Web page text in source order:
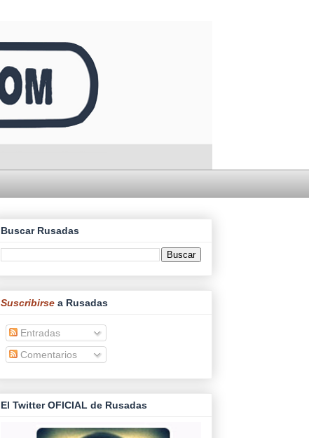
Buscar Rusadas
Suscribirse a Rusadas
Entradas
Comentarios
El Twitter OFICIAL de Rusadas